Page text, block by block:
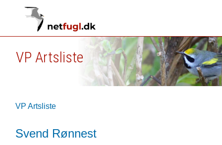
VP Artsliste
VP Artsliste
Svend Rønnest